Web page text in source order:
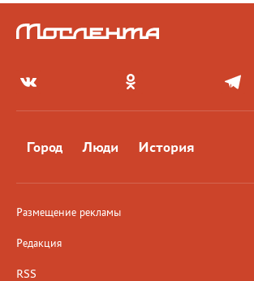
Город Люди История
Размещение рекламы
Редакция
RSS